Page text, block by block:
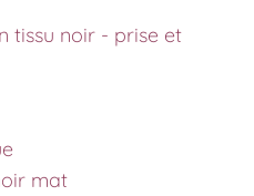
tissu noir - prise et
mat